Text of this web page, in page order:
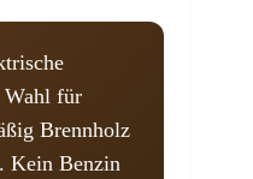
Wahl für
Brennholz
Kein Benzin